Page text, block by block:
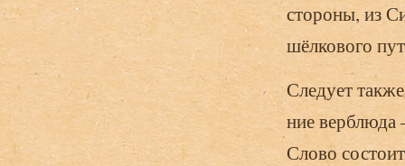
стороны, из
шёлкового
Следует
ние верблюда
Сло­во